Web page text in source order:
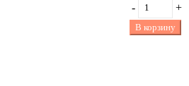
-
+
В корзину